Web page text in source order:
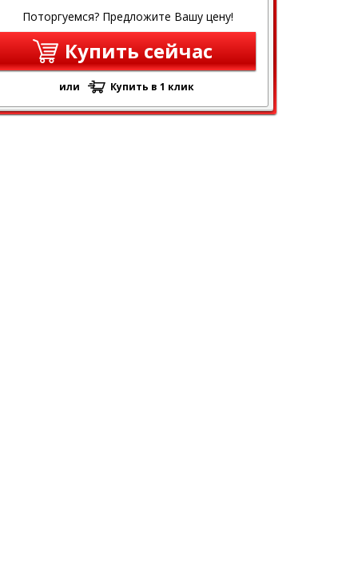
Поторгуемся? Предложите Вашу цену!
Купить сейчас
или Купить в 1 клик